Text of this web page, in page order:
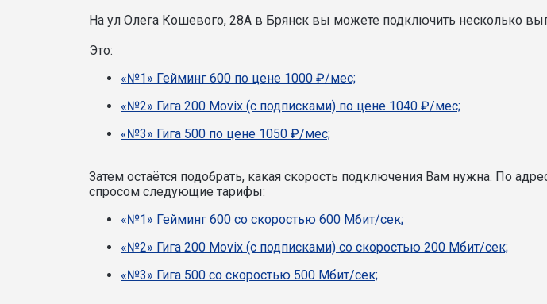
На ул Олега Кошевого, 28А в Брянск вы можете подключить несколько
Это:
«№1» Гейминг 600 по цене 1000 ₽/мес;
«№2» Гига 200 Movix (с подписками) по цене 1040 ₽/мес;
«№3» Гига 500 по цене 1050 ₽/мес;
Затем остаётся подобрать, какая скорость подключения Вам нужна. По
спросом следующие тарифы:
«№1» Гейминг 600 со скоростью 600 Мбит/сек;
«№2» Гига 200 Movix (с подписками) со скоростью 200 Мбит/сек;
«№3» Гига 500 со скоростью 500 Мбит/сек;